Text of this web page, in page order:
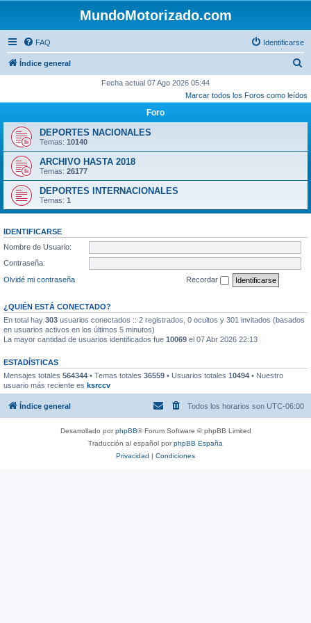
MundoMotorizado.com
FAQ Identificarse
Índice general
s
Fecha actual 07 Ago 2026 05:44
Marcar todos los Foros como leídos
Foro
DEPORTES NACIONALES
Temas: 10140
ARCHIVO HASTA 2018
Temas: 26177
DEPORTES INTERNACIONALES
Temas: 1
IDENTIFICARSE
Nombre de Usuario:
Contraseña:
Olvidé mi contraseña
Recordar
¿QUIÉN ESTÁ CONECTADO?
En total hay 303 usuarios conectados :: 2 registrados, 0 ocultos y 301 invitados (basados
en usuarios activos en los últimos 5 minutos)
La mayor cantidad de usuarios identificados fue 10069 el 07 Abr 2026 22:13
ESTADÍSTICAS
Mensajes totales 564344 • Temas totales 36559 • Usuarios totales 10494 • Nuestro
usuario más reciente es ksrccv
Índice general Todos los horarios son UTC-06:00
Desarrollado porphpBB® Forum Software © phpBB Limited
Traducción al español porphpBB España
Privacidad | Condiciones